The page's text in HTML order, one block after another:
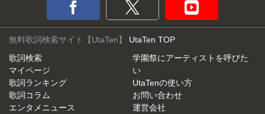
無料歌詞検索サイト【UtaTen】 UtaTen TOP
歌詞検索
マイページ
歌詞ランキング
歌詞コラム
エンタメニュース
学園祭にアーティストを呼びた
い
UtaTenの使い方
お問い合わせ
運営会社